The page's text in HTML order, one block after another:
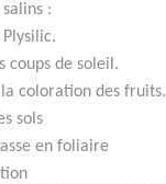
:
coups de soleil.
coloration des fruits.
sols
en foliaire